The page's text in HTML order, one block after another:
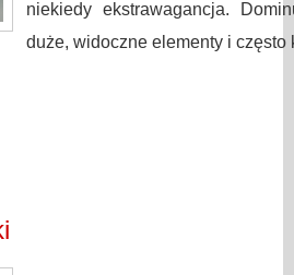
niekiedy ekstrawagancja.
duże, widoczne elementy i